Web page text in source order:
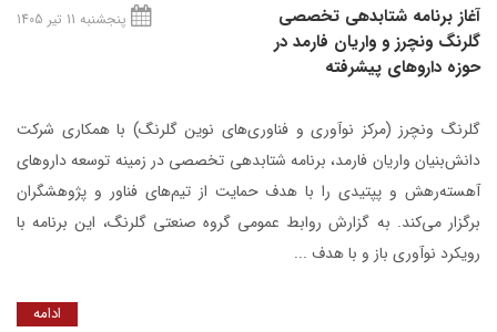
آغاز برنامه شتابدهی تخصصی
گلرنگ ونچرز و واریان فارمد در
حوزه داروهای پیشرفته
پنجشنبه 11 تیر 1405
گلرنگ ونچرز (مرکز نوآوری و فناوری‌های نوین گلرنگ) با همکاری شرکت
دانش‌بنیان واریان فارمد، برنامه شتابدهی تخصصی در زمینه توسعه داروهای
آهسته‌رهش و پپتیدی را با هدف حمایت از تیم‌های فناور و پژوهشگران
برگزار می‌کند. به گزارش روابط عمومی گروه صنعتی گلرنگ، این برنامه با
رویکرد نوآوری باز و با هدف ...
ادامه